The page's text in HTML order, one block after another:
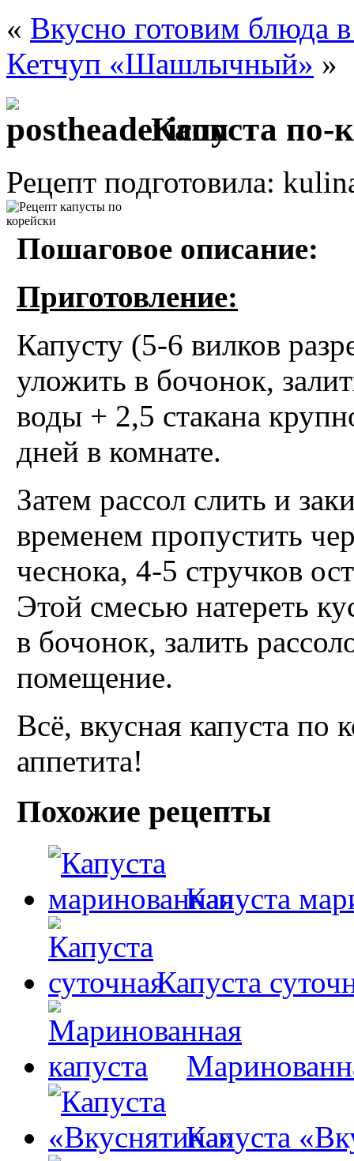
« Вкусно готовим блюда
Кетчуп «Шашлычный» »
Капуста по-
Рецепт подготовила:
Пошаговое описание:
Приготовление:
Капусту (5-6 вилков
уложить в бочонок,
воды + 2,5 стакана
дней в комнате.
Затем рассол слить и
временем пропустить
чеснока, 4-5 стручков
Этой смесью натереть
в бочонок, залить
помещение.
Всё, вкусная капуста по
аппетита!
Похожие рецепты
Капуста
Капуста
Капуста